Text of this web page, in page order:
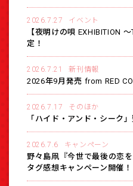
2026.7.27 イベント
【夜明けの唄 EXHIBITION
定！
2026.7.21 新刊情報
2026年9月発売 from RED
2026.7.17 そのほか
「ハイド・アンド・シーク
2026.7.6 キャンペーン
野々島凧『今世で最後の恋
タグ感想キャンペーン開催！